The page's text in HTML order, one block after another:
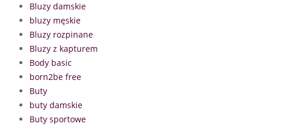
Bluzy damskie
bluzy męskie
Bluzy rozpinane
Bluzy z kapturem
Body basic
born2be free
Buty
buty damskie
Buty sportowe